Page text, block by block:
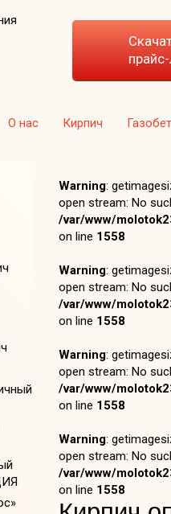
О нас Кирпич
Warning:
open stream: No
/var/www/
on line 1558
Warning:
open stream: No
/var/www/
on line 1558
Warning:
open stream: No
/var/www/
on line 1558
Warning:
open stream: No
/var/www/
on line 1558